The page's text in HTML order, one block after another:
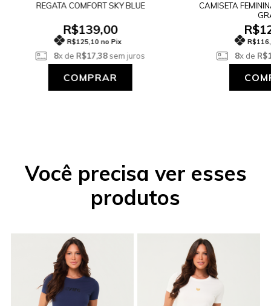
REGATA COMFORT SKY BLUE
R$139,00
R$125,10 no Pix
8x deR$17,38sem juros
COMPRAR
CAMISETA
8x de
Você precisa ver esses
produtos